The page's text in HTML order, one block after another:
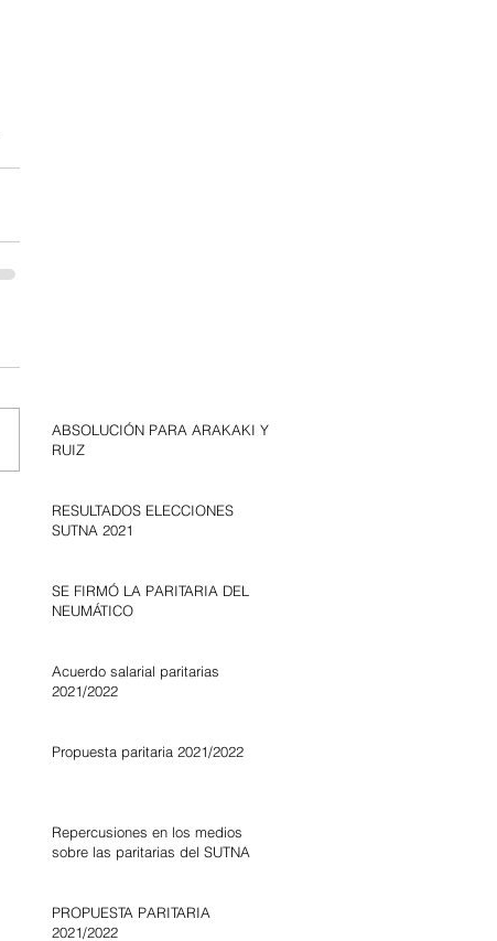
ABSOLUCIÓN PARA ARAKAKI Y
RUIZ
RESULTADOS ELECCIONES
SUTNA 2021
SE FIRMÓ LA PARITARIA DEL
NEUMÁTICO
Acuerdo salarial paritarias
2021/2022
Propuesta paritaria 2021/2022
Repercusiones en los medios
sobre las paritarias del SUTNA
PROPUESTA PARITARIA
2021/2022